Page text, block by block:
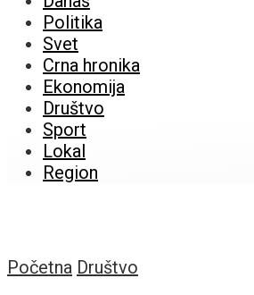
Politika
Svet
Crna hronika
Ekonomija
Društvo
Sport
Lokal
Region
Početna Društvo